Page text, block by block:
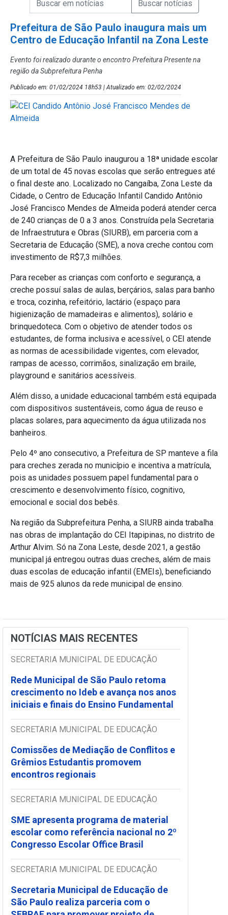
Prefeitura de São Paulo inaugura mais um
Centro de Educação Infantil na Zona Leste
Evento foi realizado durante o encontro Prefeitura Presente na
região da Subprefeitura Penha
Publicado em: 01/02/2024 18h53 | Atualizado em: 02/02/2024
A Prefeitura de São Paulo inaugurou a 18ª unidade escolar
de um total de 45 novas escolas que serão entregues até
o final deste ano. Localizado no Cangaíba, Zona Leste da
Cidade, o Centro de Educação Infantil Candido Antônio
José Francisco Mendes de Almeida poderá atender cerca
de 240 crianças de 0 a 3 anos. Construída pela Secretaria
de Infraestrutura e Obras (SIURB), em parceria com a
Secretaria de Educação (SME), a nova creche contou com
investimento de R$7,3 milhões.
Para receber as crianças com conforto e segurança, a
creche possuí salas de aulas, berçários, salas para banho
e troca, cozinha, refeitório, lactário (espaço para
higienização de mamadeiras e alimentos), solário e
brinquedoteca. Com o objetivo de atender todos os
estudantes, de forma inclusiva e acessível, o CEI atende
as normas de acessibilidade vigentes, com elevador,
rampas de acesso, corrimãos, sinalização em braile,
playground e sanitários acessíveis.
Além disso, a unidade educacional também está equipada
com dispositivos sustentáveis, como água de reuso e
placas solares, para aquecimento da água utilizada nos
banheiros.
Pelo 4º ano consecutivo, a Prefeitura de SP manteve a fila
para creches zerada no município e incentiva a matrícula,
pois as unidades possuem papel fundamental para o
crescimento e desenvolvimento físico, cognitivo,
emocional e social dos bebês.
Na região da Subprefeitura Penha, a SIURB ainda trabalha
nas obras de implantação do CEI Itapipinas, no distrito de
Arthur Alvim. Só na Zona Leste, desde 2021, a gestão
municipal já entregou outras duas creches, além de mais
duas escolas de educação infantil (EMEIs), beneficiando
mais de 925 alunos da rede municipal de ensino.
NOTÍCIAS MAIS RECENTES
SECRETARIA MUNICIPAL DE EDUCAÇÃO
Rede Municipal de São Paulo retoma
crescimento no Ideb e avança nos anos
iniciais e finais do Ensino Fundamental
SECRETARIA MUNICIPAL DE EDUCAÇÃO
Comissões de Mediação de Conflitos e
Grêmios Estudantis promovem
encontros regionais
SECRETARIA MUNICIPAL DE EDUCAÇÃO
SME apresenta programa de material
escolar como referência nacional no 2º
Congresso Escolar Office Brasil
SECRETARIA MUNICIPAL DE EDUCAÇÃO
Secretaria Municipal de Educação de
São Paulo realiza parceria com o